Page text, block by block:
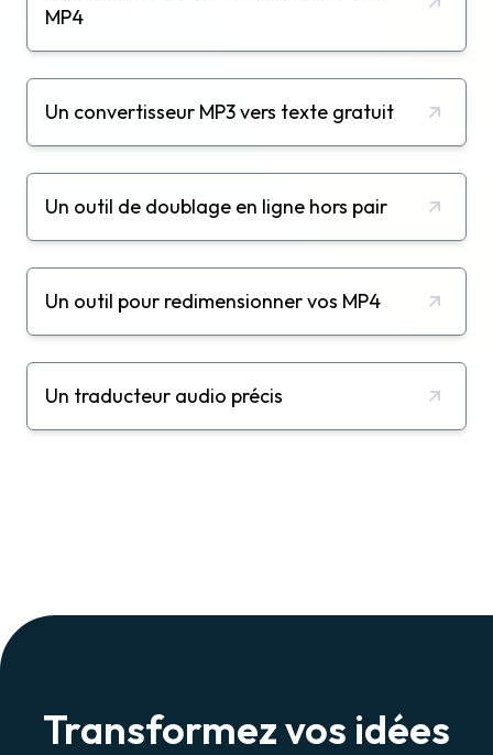
MP4
Un convertisseur MP3 vers texte gratuit
Un outil de doublage en ligne hors pair
Un outil pour redimensionner vos MP4
Un traducteur audio précis
Transformez vos idées